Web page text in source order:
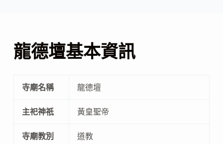
龍德壇基本資訊
寺廟名稱 龍德壇
主祀神祇 黃皇聖帝
寺廟教別 道教